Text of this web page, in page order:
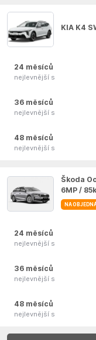
KIA K4
24 měsíců
nejlevnější s
36 měsíců
nejlevnější s
48 měsíců
nejlevnější s
Auto se nepodařilo přidat
Škoda
6MP /
NA
24 měsíců
nejlevnější s
36 měsíců
nejlevnější s
48 měsíců
nejlevnější s